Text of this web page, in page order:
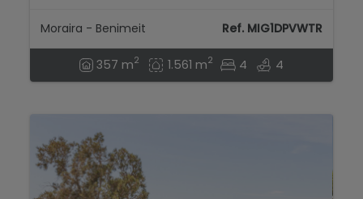
Moraira - Benimeit Ref. MIG1DPVWTR
357 m2 1.561 m2 4 4